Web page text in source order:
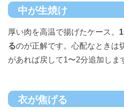
中が生焼け
厚い肉を高温で揚げたケース。
るのが正解です。心配なときは
があれば戻して1〜2分追加しま
衣が焦げる